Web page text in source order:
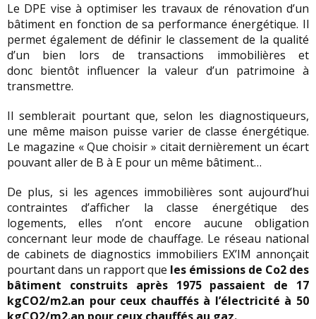
Le DPE vise à optimiser les travaux de rénovation d’un
bâtiment en fonction de sa performance énergétique. Il
permet également de définir le classement de la qualité
d’un bien lors de transactions immobilières et
donc bientôt influencer la valeur d’un patrimoine à
transmettre.
Il semblerait pourtant que, selon les diagnostiqueurs,
une même maison puisse varier de classe énergétique.
Le magazine « Que choisir » citait dernièrement un écart
pouvant aller de B à E pour un même bâtiment…
De plus, si les agences immobilières sont aujourd’hui
contraintes d’afficher la classe énergétique des
logements, elles n’ont encore aucune obligation
concernant leur mode de chauffage. Le réseau national
de cabinets de diagnostics immobiliers EX’IM annonçait
pourtant dans un rapport que les émissions de Co2 des
bâtiment construits après 1975 passaient de 17
kgCO2/m2.an pour ceux chauffés à l’électricité à 50